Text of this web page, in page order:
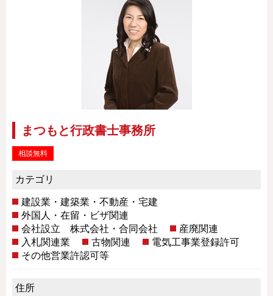
まつもと行政書士事務所
相談無料
カテゴリ
建設業・建築業・不動産・宅建
外国人・在留・ビザ関連
会社設立 株式会社・合同会社
産廃関連
入札関連業
古物関連
電気工事業登録許可
その他営業許認可等
住所